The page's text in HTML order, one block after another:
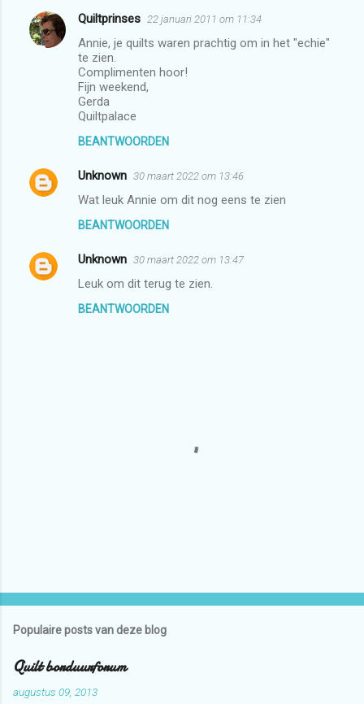
R
e
s
Quiltprinses 22 januari 2011 om 11:34
Annie, je quilts waren prachtig om in het "echie"
te zien.
Complimenten hoor!
Fijn weekend,
Gerda
Quiltpalace
BEANTWOORDEN
Unknown 30 maart 2022 om 13:46
Wat leuk Annie om dit nog eens te zien
BEANTWOORDEN
Unknown 30 maart 2022 om 13:47
Leuk om dit terug te zien.
BEANTWOORDEN
r
a
c
t
Populaire posts van deze blog
Quilt borduurforum
augustus 09, 2013